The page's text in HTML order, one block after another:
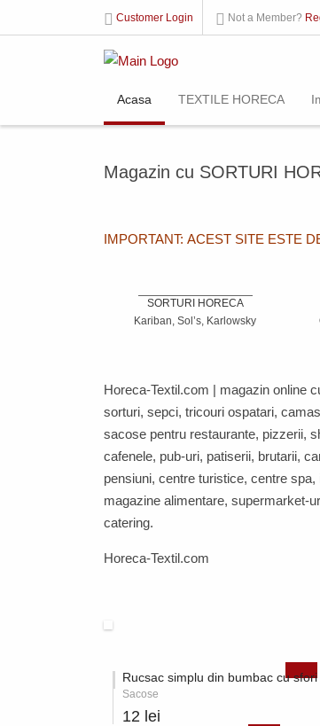
Customer Login Not a Member?
Acasa TEXTILE HORECA
Magazin cu SORTURI
IMPORTANT: ACEST SITE ESTE
SORTURI HORECA
Kariban, Sol’s, Karlowsky
Horeca-Textil.com | magazin online
sorturi, sepci, tricouri ospatari,
sacose pentru restaurante, pizzerii,
cafenele, pub-uri, patiserii, brutarii,
pensiuni, centre turistice, centre spa,
magazine alimentare, supermarket-
catering.
Horeca-Textil.com
Rucsac simplu din bumbac cu sfori
Sacose
12 lei